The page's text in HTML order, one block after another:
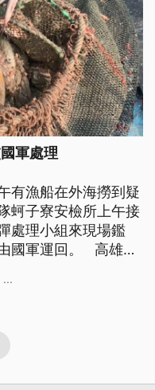
軍處理
有漁船在外海撈到疑
蚵子寮安檢所上午接
處理小組來現場鑑
回。 高雄梓
起時還微微冒煙，嚇
...